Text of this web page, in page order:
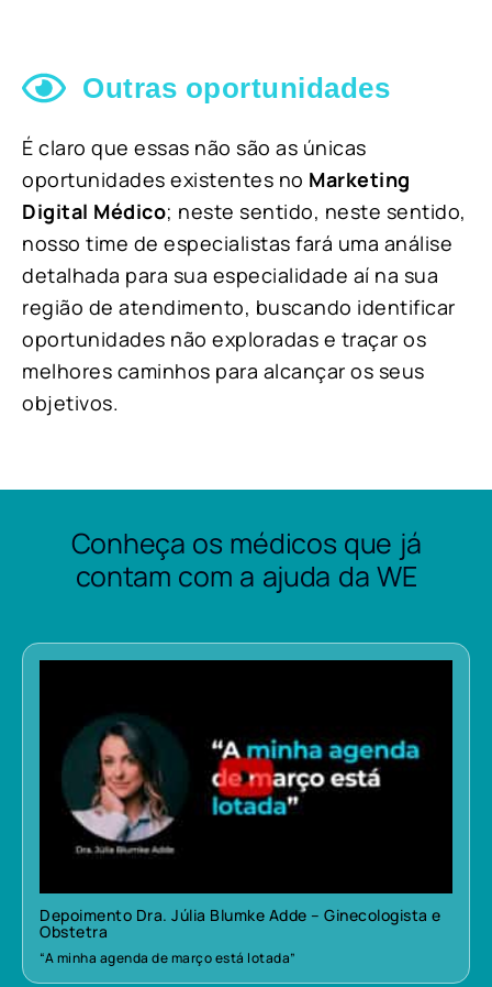
Outras oportunidades
É claro que essas não são as únicas
oportunidades existentes no Marketing
Digital Médico; neste sentido, neste sentido,
nosso time de especialistas fará uma análise
detalhada para sua especialidade aí na sua
região de atendimento, buscando identificar
oportunidades não exploradas e traçar os
melhores caminhos para alcançar os seus
objetivos.
Conheça os médicos que já
contam com a ajuda da WE
Depoimento Dra. Júlia Blumke Adde – Ginecologista e
Obstetra
“A minha agenda de março está lotada”